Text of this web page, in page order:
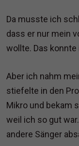
Da musste ich
dass er nur mein
wollte. Das
Aber ich nahm
stiefelte in den
Mikro und bekam
weil ich so gut
andere Sänger